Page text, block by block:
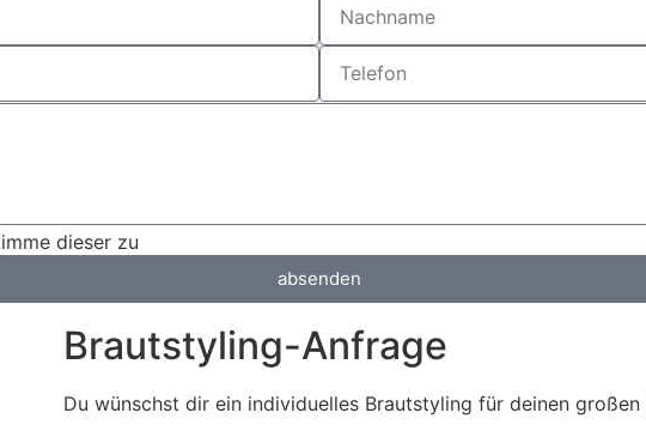
dieser zu
absenden
Brautstyling-Anfrage
Du wünschst dir ein individuelles Brautstyling für deinen großen